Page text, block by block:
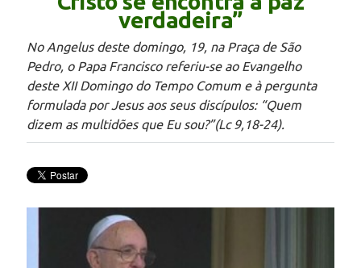
verdadeira”
No Angelus deste domingo, 19, na Praça de São
Pedro, o Papa Francisco referiu-se ao Evangelho
deste XII Domingo do Tempo Comum e à pergunta
formulada por Jesus aos seus discípulos: “Quem
dizem as multidões que Eu sou?”(Lc 9,18-24).